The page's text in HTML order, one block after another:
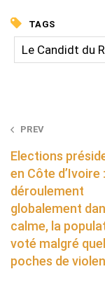
TAGS
Le Candidt du
Post
navigation
PREV
Elections
en Côte d’Ivoire :
déroulement
globalement
calme, la
voté malgré
poches de